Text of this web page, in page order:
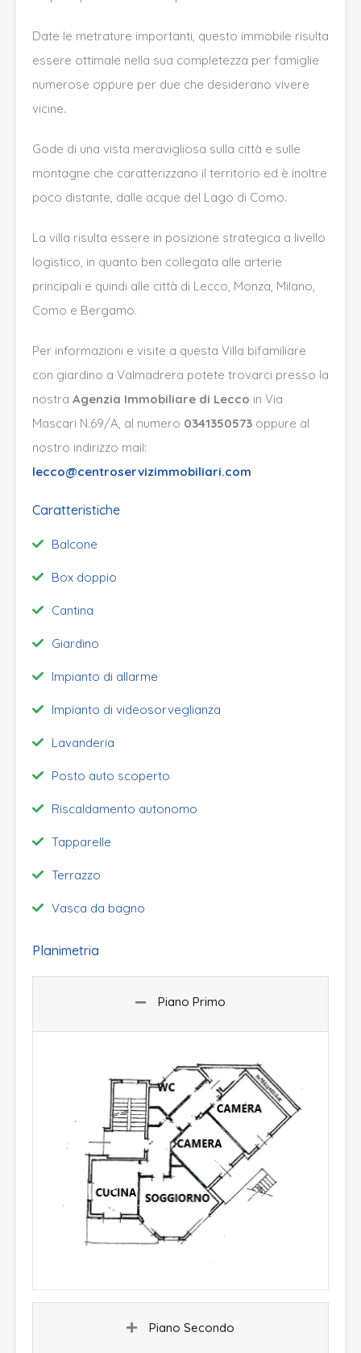
Date le metrature importanti, questo immobile risulta
essere ottimale nella sua completezza per famiglie
numerose oppure per due che desiderano vivere
vicine.
Gode di una vista meravigliosa sulla città e sulle
montagne che caratterizzano il territorio ed è inoltre
poco distante, dalle acque del Lago di Como.
La villa risulta essere in posizione strategica a livello
logistico, in quanto ben collegata alle arterie
principali e quindi alle città di Lecco, Monza, Milano,
Como e Bergamo.
Per informazioni e visite a questa Villa bifamiliare
con giardino a Valmadrera potete trovarci presso la
nostra Agenzia Immobiliare di Lecco in Via
Mascari N.69/A, al numero 0341350573 oppure al
nostro indirizzo mail:
lecco@centroservizimmobiliari.com
Caratteristiche
Balcone
Box doppio
Cantina
Giardino
Impianto di allarme
Impianto di videosorveglianza
Lavanderia
Posto auto scoperto
Riscaldamento autonomo
Tapparelle
Terrazzo
Vasca da bagno
Planimetria
Piano Primo
Piano Secondo